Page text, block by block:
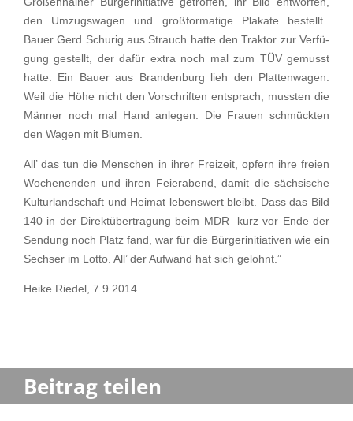
den Umzugs­wa­gen und großfor­ma­tige Plakate bestellt.
Bauer Gerd Schurig aus Strauch hatte den Traktor zur Verfü­
gung gestellt, der dafür extra noch mal zum TÜV gemusst
hatte. Ein Bauer aus Branden­burg lieh den Platten­wa­gen.
Weil die Höhe nicht den Vorschrif­ten entsprach, mussten die
Männer noch mal Hand anlegen. Die Frauen schmück­ten
den Wagen mit Blumen.
All’ das tun die Menschen in ihrer Freizeit, opfern ihre freien
Wochen­en­den und ihren Feier­abend, damit die sächsi­sche
Kultur­land­schaft und Heimat lebens­wert bleibt. Dass das Bild
140 in der Direkt­über­tra­gung beim MDR kurz vor Ende der
Sendung noch Platz fand, war für die Bürger­initia­ti­ven wie ein
Sechser im Lotto. All’ der Aufwand hat sich gelohnt.”
Heike Riedel, 7.9.2014
Beitrag teilen